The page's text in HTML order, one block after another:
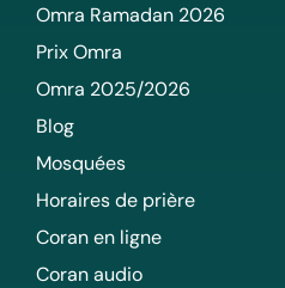
Omra Ramadan 2026
Prix Omra
Omra 2025/2026
Blog
Mosquées
Horaires de prière
Coran en ligne
Coran audio